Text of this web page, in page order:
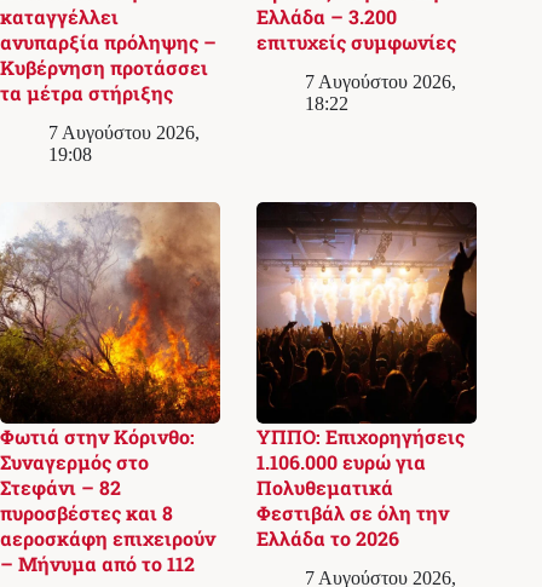
καταγγέλλει
ανυπαρξία πρόληψης –
Κυβέρνηση προτάσσει
τα μέτρα στήριξης
7 Αυγούστου 2026,
19:08
Ελλάδα – 3.200
επιτυχείς συμφωνίες
7 Αυγούστου 2026,
18:22
Φωτιά στην Κόρινθο:
Συναγερμός στο
Στεφάνι – 82
πυροσβέστες και 8
αεροσκάφη επιχειρούν
– Μήνυμα από το 112
ΥΠΠΟ: Επιχορηγήσεις
1.106.000 ευρώ για
Πολυθεματικά
Φεστιβάλ σε όλη την
Ελλάδα το 2026
7 Αυγούστου 2026,